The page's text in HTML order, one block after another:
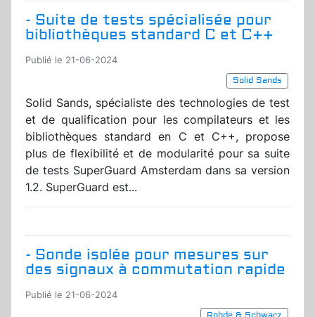
- Suite de tests spécialisée pour
bibliothèques standard C et C++
Publié le 21-06-2024
Solid Sands
Solid Sands, spécialiste des technologies de test
et de qualification pour les compilateurs et les
bibliothèques standard en C et C++, propose
plus de flexibilité et de modularité pour sa suite
de tests SuperGuard Amsterdam dans sa version
1.2. SuperGuard est...
- Sonde isolée pour mesures sur
des signaux à commutation rapide
Publié le 21-06-2024